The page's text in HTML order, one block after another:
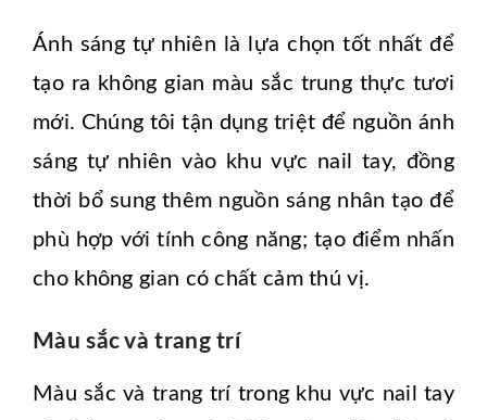
Ánh sáng tự nhiên là lựa chọn tốt nhất để
tạo ra không gian màu sắc trung thực tươi
mới. Chúng tôi tận dụng triệt để nguồn ánh
sáng tự nhiên vào khu vực nail tay, đồng
thời bổ sung thêm nguồn sáng nhân tạo để
phù hợp với tính công năng; tạo điểm nhấn
cho không gian có chất cảm thú vị.
Màu sắc và trang trí
Màu sắc và trang trí trong khu vực nail tay